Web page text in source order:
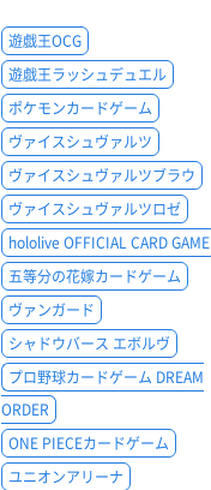
遊戯王OCG
遊戯王ラッシュデュエル
ポケモンカードゲーム
ヴァイスシュヴァルツ
ヴァイスシュヴァルツブラウ
ヴァイスシュヴァルツロゼ
hololive OFFICIAL CARD GAME
五等分の花嫁カードゲーム
ヴァンガード
シャドウバース エボルヴ
プロ野球カードゲーム DREAM
ORDER
ONE PIECEカードゲーム
ユニオンアリーナ